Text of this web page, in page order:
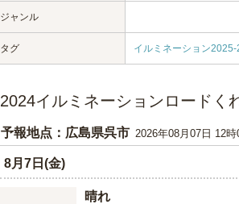
ジャンル
タグ イルミネーション2025-
2024イルミネーションロードく
予報地点：広島県呉市 2026年08月07日 12
8月7日(金)
晴れ